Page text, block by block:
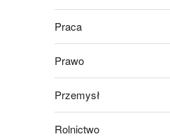
Praca
Prawo
Przemysł
Rolnictwo